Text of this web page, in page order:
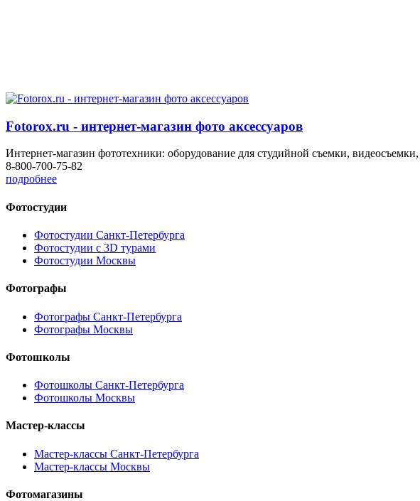
Fotorox.ru - интернет-магазин фото аксессуаров
Интернет-магазин фототехники: оборудование для студийной съемки,
8-800-700-75-82
подробнее
Фотостудии
Фотостудии Санкт-Петербурга
Фотостудии с 3D турами
Фотостудии Москвы
Фотографы
Фотографы Санкт-Петербурга
Фотографы Москвы
Фотошколы
Фотошколы Санкт-Петербурга
Фотошколы Москвы
Мастер-классы
Мастер-классы Санкт-Петербурга
Мастер-классы Москвы
Фотомагазины